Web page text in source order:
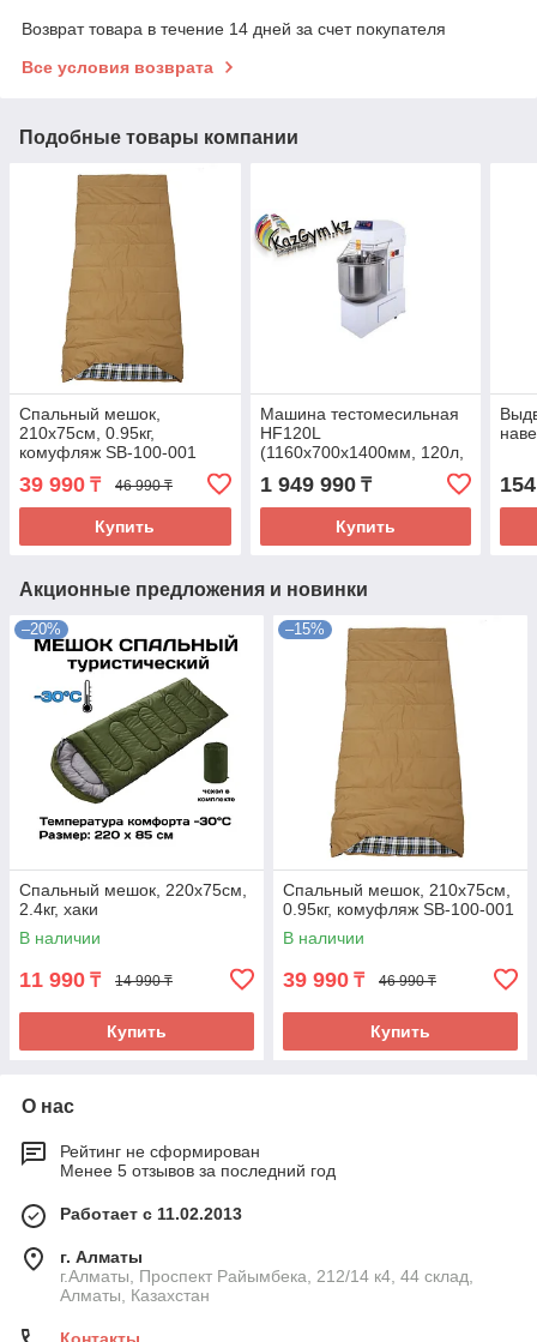
Возврат товара в течение 14 дней за счет покупателя
Все условия возврата
Подобные товары компании
Спальный мешок,
210х75см, 0.95кг,
комуфляж SB-100-001
39 990 ₸ 46 990 ₸
Купить
Машина тестомесильная
HF120L
(1160х700х1400мм, 120л,
до 400 кг/ч, 210/107 об/
мин, 3кВт, 380В)
1 949 990₸
Купить
Акционные предложения и новинки
–20%
Спальный мешок, 220х75см,
2.4кг, хаки
В наличии
11 990 ₸ 14 990 ₸
Купить
–15%
Спальный мешок, 210х75см,
0.95кг, комуфляж SB-100-001
В наличии
39 990 ₸ 46 990 ₸
Купить
О нас
Рейтинг не сформирован
Менее 5 отзывов за последний год
Работает с 11.02.2013
г. Алматы
г.Алматы, Проспект Райымбека, 212/14 к4, 44 склад,
Алматы, Казахстан